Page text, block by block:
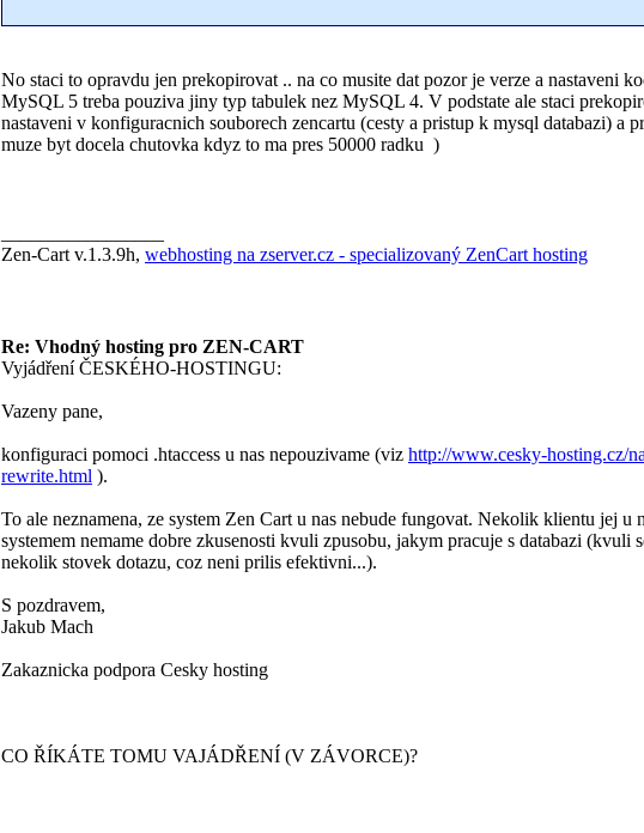
No staci to opravdu jen prekopirovat .. na co musite dat pozor je verze a nastaveni
MySQL 5 treba pouziva jiny typ tabulek nez MySQL 4. V podstate ale staci
nastaveni v konfiguracnich souborech zencartu (cesty a pristup k mysql databazi) a
muze byt docela chutovka kdyz to ma pres 50000 radku )
Zen-Cart v.1.3.9h, webhosting na zserver.cz - specializovaný ZenCart hosting
Re: Vhodný hosting pro ZEN-CART
Vyjádření ČESKÉHO-HOSTINGU:
Vazeny pane,
konfiguraci pomoci .htaccess u nas nepouzivame (viz http://www.cesky-hosting.cz/
rewrite.html ).
To ale neznamena, ze system Zen Cart u nas nebude fungovat. Nekolik klientu jej u
systemem nemame dobre zkusenosti kvuli zpusobu, jakym pracuje s databazi (kvuli
nekolik stovek dotazu, coz neni prilis efektivni...).
S pozdravem,
Jakub Mach
Zakaznicka podpora Cesky hosting
CO ŘÍKÁTE TOMU VAJÁDŘENÍ (V ZÁVORCE)?